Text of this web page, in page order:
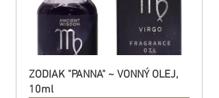
ZODIAK "PANNA" ~ VONNÝ OLEJ,
10ml